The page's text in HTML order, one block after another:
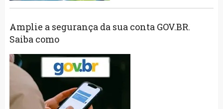
Amplie a segurança da sua conta GOV.BR.
Saiba como